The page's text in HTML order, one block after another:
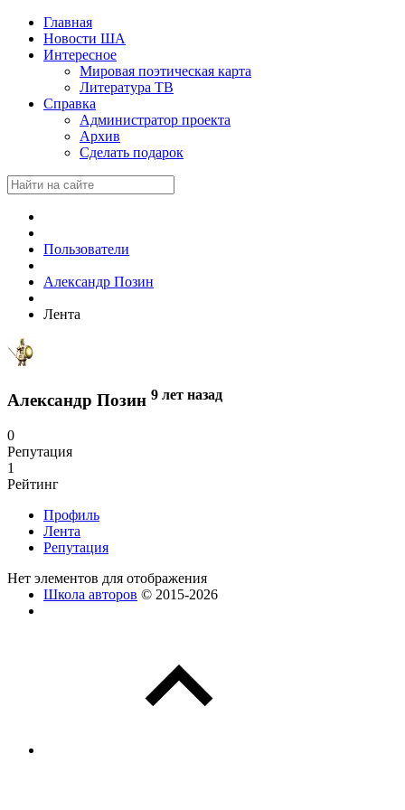
Главная
Новости ША
Интересное
Мировая поэтическая карта
Литература ТВ
Справка
Администратор проекта
Архив
Сделать подарок
Пользователи
Александр Позин
Лента
Александр Позин 9 лет назад
0
Репутация
1
Рейтинг
Профиль
Лента
Репутация
Нет элементов для отображения
Школа авторов © 2015-2026